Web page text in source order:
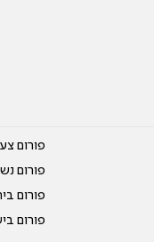
פורום
פורום
פורום
פורום